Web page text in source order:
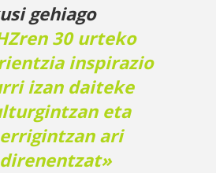
gehiago
30 urteko
inspirazio
izan daiteke
eta
ari
direnentzat»